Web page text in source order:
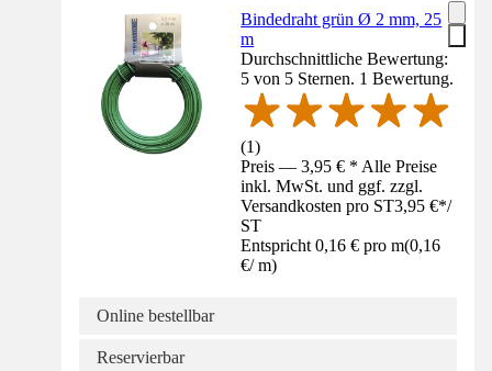
Bindedraht grün Ø 2 mm, 25
m
Durchschnittliche Bewertung:
5 von 5 Sternen. 1 Bewertung.
(1)
Preis — 3,95 € * Alle Preise
inkl. MwSt. und ggf. zzgl.
Versandkosten pro ST3,95 €*/
ST
Entspricht 0,16 € pro m(0,16
€/ m)
Online bestellbar
Reservierbar